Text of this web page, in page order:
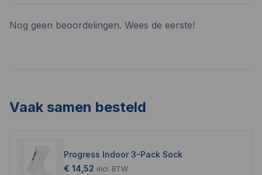
Nog geen beoordelingen. Wees de eerste!
Vaak samen besteld
Progress Indoor 3-Pack Sock
€ 14,52 incl. BTW